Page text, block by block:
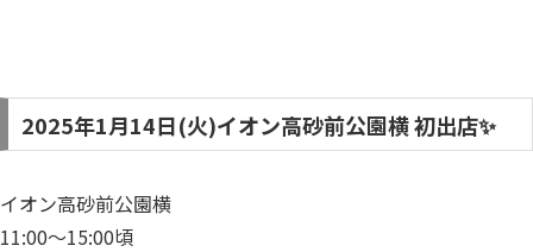
2025年1月14日(火)イオン高砂前公園横 初出店✨
イオン高砂前公園横
11:00～15:00頃